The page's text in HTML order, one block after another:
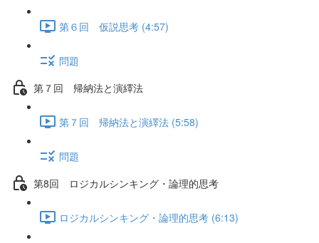
第６回 仮説思考 (4:57)
問題
第７回 帰納法と演繹法
第７回 帰納法と演繹法 (5:58)
問題
第8回 ロジカルシンキング・論理的思考
ロジカルシンキング・論理的思考 (6:13)